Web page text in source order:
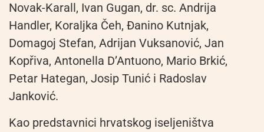
Novak-Karall, Ivan Gugan, dr. sc. Andrija
Handler, Koraljka Čeh, Đanino Kutnjak,
Domagoj Stefan, Adrijan Vuksanović, Jan
Kopřiva, Antonella D’Antuono, Mario Brkić,
Petar Hategan, Josip Tunić i Radoslav
Janković.
Kao predstavnici hrvatskog iseljeništva